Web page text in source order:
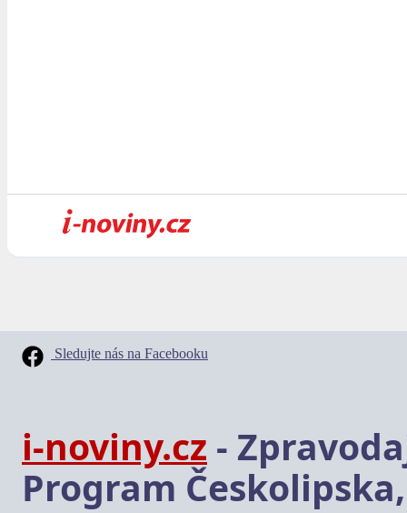
Sledujte nás na Facebooku
i-noviny.cz -
Program